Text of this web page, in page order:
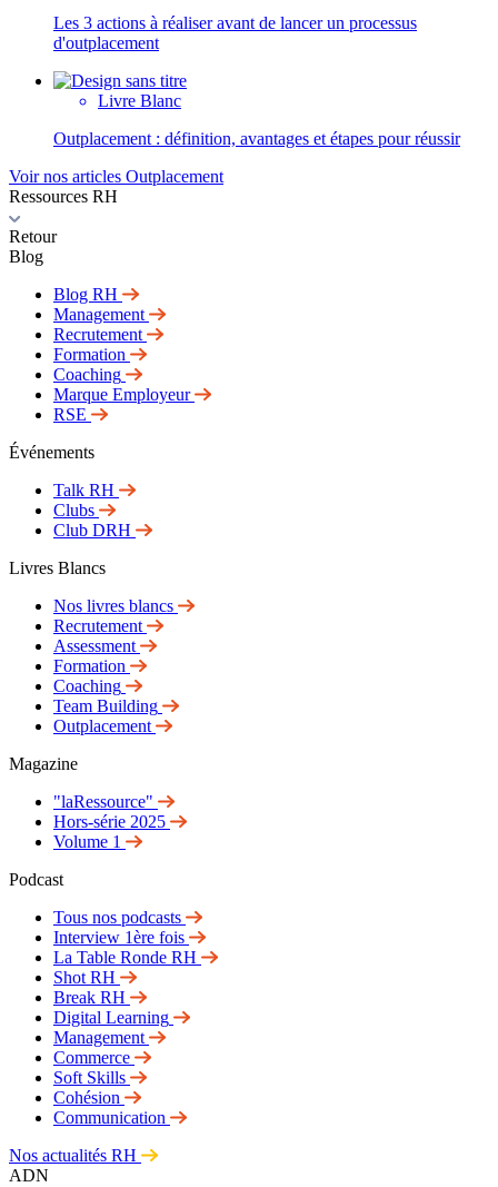
Les 3 actions à réaliser avant de lancer un processus
d'outplacement
Livre Blanc
Outplacement : définition, avantages et étapes pour réussir
Voir nos articles Outplacement
Ressources RH
Retour
Blog
Blog RH
Management
Recrutement
Formation
Coaching
Marque Employeur
RSE
Événements
Talk RH
Clubs
Club DRH
Livres Blancs
Nos livres blancs
Recrutement
Assessment
Formation
Coaching
Team Building
Outplacement
Magazine
"laRessource"
Hors-série 2025
Volume 1
Podcast
Tous nos podcasts
Interview 1ère fois
La Table Ronde RH
Shot RH
Break RH
Digital Learning
Management
Commerce
Soft Skills
Cohésion
Communication
Nos actualités RH
ADN